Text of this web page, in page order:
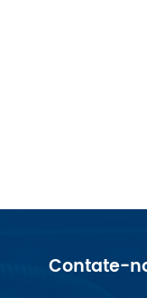
Xsens
Contate-